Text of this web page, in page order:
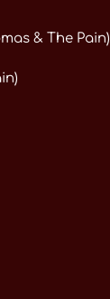
& The Pain)